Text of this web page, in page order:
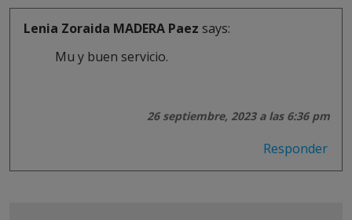
Lenia Zoraida MADERA Paez says:
26 septiembre, 2023 a las 6:36 pm
Mu y buen servicio.
Responder